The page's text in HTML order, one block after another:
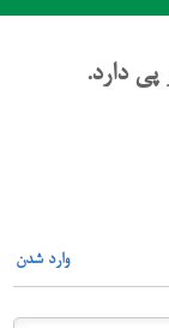
دارد.
وارد شدن